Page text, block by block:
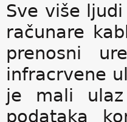
Sve više
računare
prenosni
infracrvene
je mali
podataka